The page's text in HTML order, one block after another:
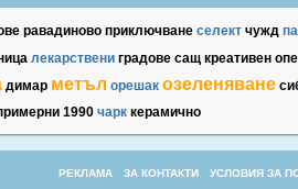
равадиново приключване селект чужд
лекарствени градове сащ креативен
димар метъл орешак озеленяване
1990 чарк керамично
РЕКЛАМА ЗА КОНТАКТИ УСЛОВИЯ ЗА